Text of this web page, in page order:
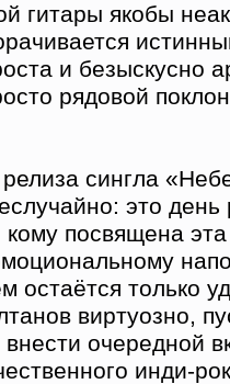
гитары якобы
и безыскусно
рядовой
сингла
это день
кому посвящена
остаётся только
виртуозно,
очередной
инди-